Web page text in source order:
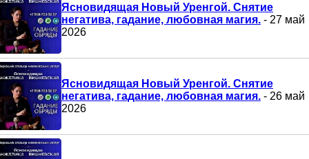
Ясновидящая Новый Уренгой. Снятие
негатива, гадание, любовная магия. - 27 май
2026
Ясновидящая Новый Уренгой. Снятие
негатива, гадание, любовная магия. - 26 май
2026